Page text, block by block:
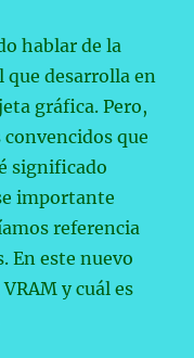
hablar de la
que desarrolla en
gráfica. Pero,
que
significado
importante
referencia
En este nuevo
y cuál es